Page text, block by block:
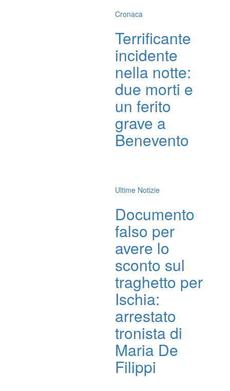
Cronaca
Terrificante
incidente
nella notte:
due morti e
un ferito
grave a
Benevento
Ultime Notizie
Documento
falso per
avere lo
sconto sul
traghetto per
Ischia:
arrestato
tronista di
Maria De
Filippi